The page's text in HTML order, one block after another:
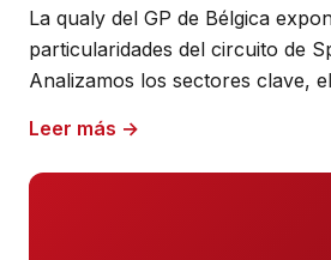
La qualy del GP de Bélgica
particularidades del circuito de
Analizamos los sectores clave,
Leer más →